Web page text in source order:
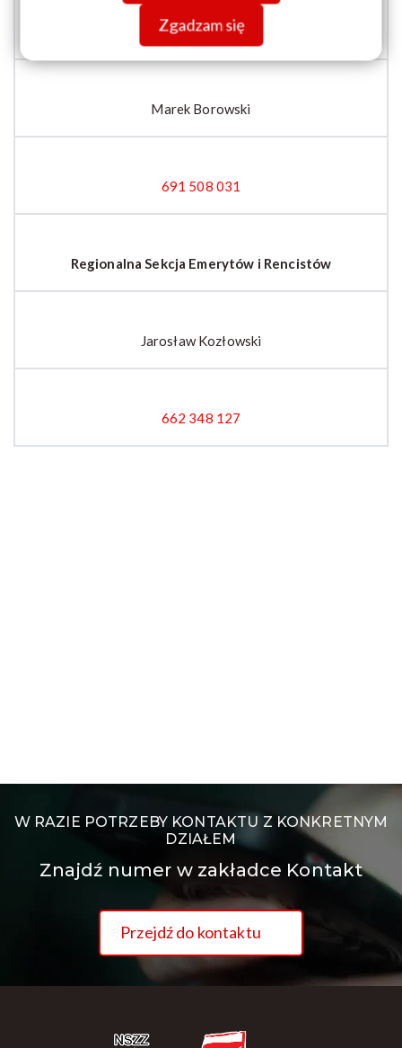
Zgadzam się
Regionalna Sekcja Pracowników Spółdzielni
Mieszkaniowych
Marek Borowski
691 508 031
Regionalna Sekcja Emerytów i Rencistów
Jarosław Kozłowski
662 348 127
W RAZIE POTRZEBY KONTAKTU Z KONKRETNYM
DZIAŁEM
Znajdź numer w zakładce Kontakt
Przejdź do kontaktu